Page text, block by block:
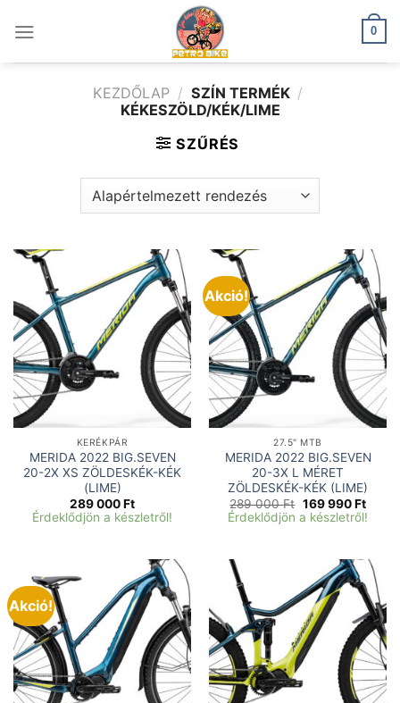
0
KEZDŐLAP / SZÍN TERMÉK /
KÉKESZÖLD/KÉK/LIME
SZŰRÉS
KERÉKPÁR
MERIDA 2022 BIG.SEVEN
20-2X XS ZÖLDESKÉK-KÉK
(LIME)
289 000Ft
Érdeklődjön a készletről!
Akció!
27.5" MTB
MERIDA 2022 BIG.SEVEN
20-3X L MÉRET
ZÖLDESKÉK-KÉK (LIME)
289 000Ft Original
price
was:
169 990Ft
price
is:
Érdeklődjön a készletről!
Akció!